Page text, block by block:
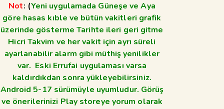
Not: (Yeni uygulamada Güneşe ve Aya
göre hasas kıble ve bütün vakitleri grafik
üzerinde gösterme Tarihte ileri geri gitme
Hicri Takvim ve her vakit için ayrı süreli
ayarlanabilir alarm gibi müthiş yenilikler
var. Eski Errufai uygulaması varsa
kaldırdıkdan sonra yükleyebilirsiniz.
Android 5-17 sürümüyle uyumludur. Görüş
ve önerilerinizi Play storeye yorum olarak